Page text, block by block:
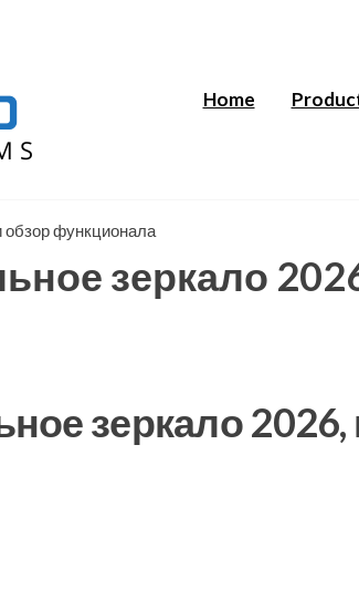
Systems
Home
обзор функционала
зеркало
зеркало